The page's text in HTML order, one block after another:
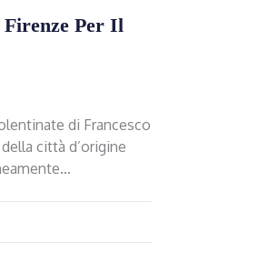
Per Il
di Francesco
città d’origine